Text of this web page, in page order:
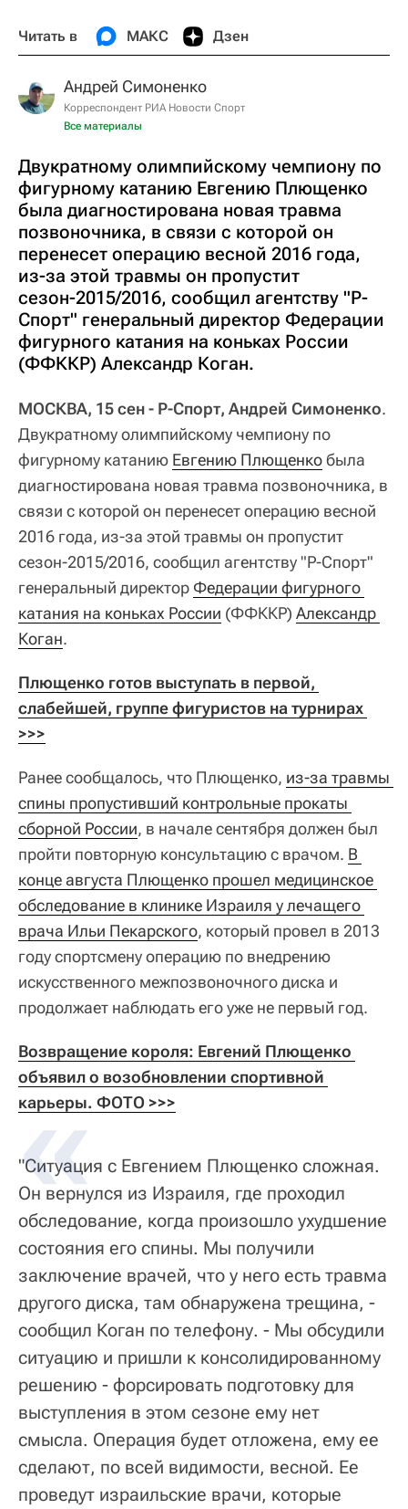
Читать в МАКС Дзен
Андрей Симоненко
Корреспондент РИА Новости Спорт
Все материалы
Двукратному олимпийскому чемпиону по
фигурному катанию Евгению Плющенко
была диагностирована новая травма
позвоночника, в связи с которой он
перенесет операцию весной 2016 года,
из-за этой травмы он пропустит
сезон-2015/2016, сообщил агентству "Р-
Спорт" генеральный директор Федерации
фигурного катания на коньках России
(ФФККР) Александр Коган.
МОСКВА, 15 сен - Р-Спорт, Андрей Симоненко.
Двукратному олимпийскому чемпиону по
фигурному катанию Евгению Плющенкобыла
диагностирована новая травма позвоночника, в
связи с которой он перенесет операцию весной
2016 года, из-за этой травмы он пропустит
сезон-2015/2016, сообщил агентству "Р-Спорт"
генеральный директор Федерации фигурного
катания на коньках России (ФФККР) Александр
Коган.
Плющенко готов выступать в первой,
слабейшей, группе фигуристов на турнирах
>>>
Ранее сообщалось, что Плющенко, из-за травмы
спины пропустивший контрольные прокаты
сборной России, в начале сентября должен был
пройти повторную консультацию с врачом. В
конце августа Плющенко прошел медицинское
обследование в клинике Израиля у лечащего
врача Ильи Пекарского, который провел в 2013
году спортсмену операцию по внедрению
искусственного межпозвоночного диска и
продолжает наблюдать его уже не первый год.
Возвращение короля: Евгений Плющенко
объявил о возобновлении спортивной
карьеры. ФОТО >>>
"Ситуация с Евгением Плющенко сложная.
Он вернулся из Израиля, где проходил
обследование, когда произошло ухудшение
состояния его спины. Мы получили
заключение врачей, что у него есть травма
другого диска, там обнаружена трещина, -
сообщил Коган по телефону. - Мы обсудили
ситуацию и пришли к консолидированному
решению - форсировать подготовку для
выступления в этом сезоне ему нет
смысла. Операция будет отложена, ему ее
сделают, по всей видимости, весной. Ее
проведут израильские врачи, которые